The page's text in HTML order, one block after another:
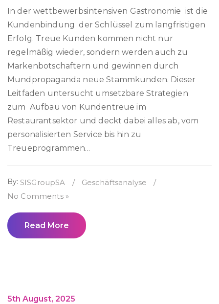
In der wettbewerbsintensiven Gastronomie ist die
Kundenbindung der Schlüssel zum langfristigen
Erfolg. Treue Kunden kommen nicht nur
regelmäßig wieder, sondern werden auch zu
Markenbotschaftern und gewinnen durch
Mundpropaganda neue Stammkunden. Dieser
Leitfaden untersucht umsetzbare Strategien
zum Aufbau von Kundentreue im
Restaurantsektor und deckt dabei alles ab, vom
personalisierten Service bis hin zu
Treueprogrammen...
By: SISGroupSA / Geschäftsanalyse
/
No Comments »
Read More
5th August, 2025